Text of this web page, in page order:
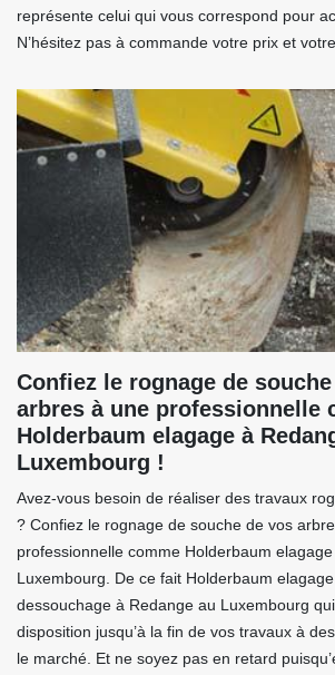
représente celui qui vous correspond pour
N’hésitez pas à commande votre prix et
Confiez le rognage de
arbres à une professionnelle
Holderbaum elagage à
Luxembourg !
Avez-vous besoin de réaliser des travaux
? Confiez le rognage de souche de vos
professionnelle comme Holderbaum
Luxembourg. De ce fait Holderbaum
dessouchage à Redange au Luxembourg
disposition jusqu’à la fin de vos travaux à
le marché. Et ne soyez pas en retard